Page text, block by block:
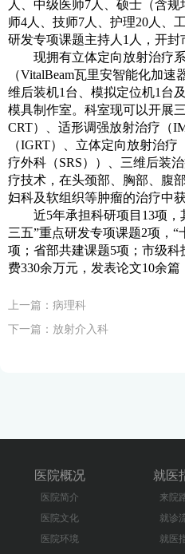
人、中级医师7人、硕士（含
师4人、技师7人、护理20人、
研发专项课题主持人1人，开封
现拥有立体定向放射治疗
（VitalBeam瓦里安智能化加
维后装机1台、模拟定位机1台
模具制作室。科室现可以开展
CRT）、适形调强放射治疗（
（IGRT）、立体定向放射治
疗外科（SRS））、三维后装
疗技术，在头颈部、胸部、腹
妇科及软组织等肿瘤的治疗中
近5年承担科研项目13项
三五”重点研发专项课题2项，“
项；省部共建课题5项；市级
费330余万元，发表论文10余篇
上一篇： 病理科
下一篇： 放射介入科
医院概况
医院简介
医院文化
医院环境
就医
来院
就诊
就医